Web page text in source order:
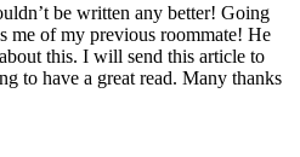
be written any better! Going
me of my previous roommate! He
this. I will send this article to
to have a great read. Many thanks